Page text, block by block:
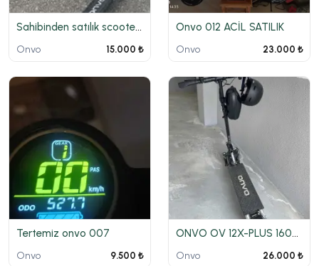
Sahibinden satılık scooter 3 farklı sürüş modu var
Onvo 15.000 ₺
Onvo 012 ACİL SATILIK
Onvo 23.000 ₺
Tertemiz onvo 007
Onvo 9.500 ₺
ONVO OV 12X-PLUS 1600W 500KM'DE KUTULU FATURALI GARANTİLİ
Onvo 26.000 ₺